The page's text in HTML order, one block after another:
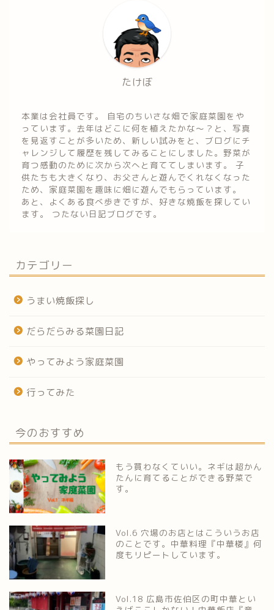
たけぼ
本業は会社員です。 自宅のちいさな畑で家庭菜園をや
っています。去年はどこに何を植えたかな～？と、写真
を見返すことが多いため、新しい試みをと、ブログにチ
ャレンジして履歴を残してみることにしました。野菜が
育つ感動のために次から次へと育ててしまいます。 子
供たちも大きくなり、お父さんと遊んでくれなくなった
ため、家庭菜園を趣味に畑に遊んでもらっています。
あと、よくある食べ歩きですが、好きな焼飯を探してい
ます。 つたない日記ブログです。
カテゴリー
うまい焼飯探し
だらだらみる菜園日記
やってみよう家庭菜園
行ってみた
今のおすすめ
もう買わなくていい。ネギは超かん
たんに育てることができる野菜で
す。
Vol.6 穴場のお店とはこういうお店
のことです。中華料理『中華楼』何
度もリピートしています。
Vol.18 広島市佐伯区の町中華とい